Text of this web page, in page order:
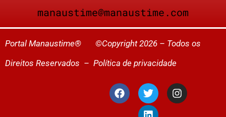
manaustime@manaustime.com
Portal Manaustime® ©Copyright 2026 – Todos os
Direitos Reservados – Política de privacidade